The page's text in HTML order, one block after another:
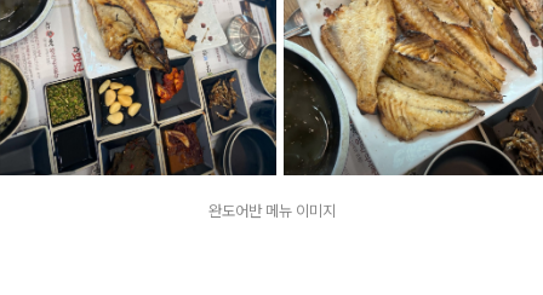
완도어반 메뉴 이미지